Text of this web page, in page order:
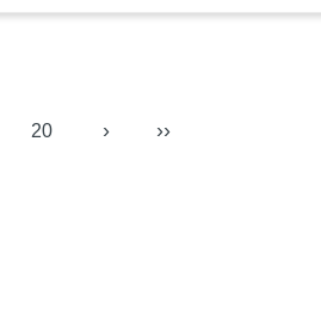
20 › ››